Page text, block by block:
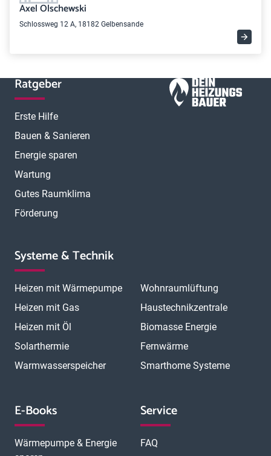
Axel Olschewski
Schlossweg 12 A, 18182 Gelbensande
Ratgeber
Erste Hilfe
Bauen & Sanieren
Energie sparen
Wartung
Gutes Raumklima
Förderung
Systeme & Technik
Heizen mit Wärmepumpe
Heizen mit Gas
Heizen mit Öl
Solarthermie
Warmwasserspeicher
Wohnraumlüftung
Haustechnikzentrale
Biomasse Energie
Fernwärme
Smarthome Systeme
E-Books
Wärmepumpe & Energie
Service
FAQ